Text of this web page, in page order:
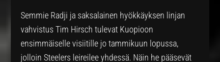
Semmie Radji ja saksalainen hyökkäyksen linjan
vahvistus Tim Hirsch tulevat Kuopioon
ensimmäiselle visiitille jo tammikuun lopussa,
jolloin Steelers leireilee yhdessä. Näin he pääsevät